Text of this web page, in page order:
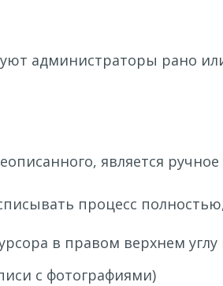
администраторы рано
является
процесс
в правом верхнем углу
с фотографиями)